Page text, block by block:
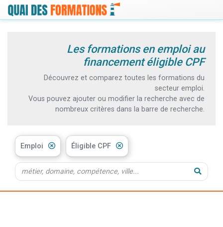
Les formations en emploi au
financement éligible CPF
Découvrez et comparez toutes les formations du
secteur emploi.
Vous pouvez ajouter ou modifier la recherche avec de
nombreux critères dans la barre de recherche.
Emploi Éligible CPF